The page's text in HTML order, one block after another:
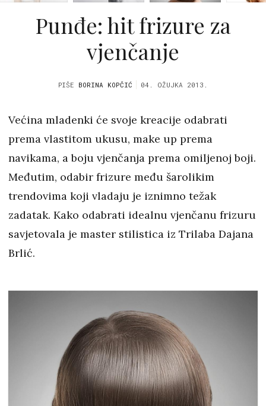
Punđe: hit frizure za
vjenčanje
PIŠE BORINA KOPČIĆ 04. OŽUJKA 2013.
Većina mladenki će svoje kreacije odabrati
prema vlastitom ukusu, make up prema
navikama, a boju vjenčanja prema omiljenoj boji.
Međutim, odabir frizure među šarolikim
trendovima koji vladaju je iznimno težak
zadatak. Kako odabrati idealnu vjenčanu frizuru
savjetovala je master stilistica iz Trilaba Dajana
Brlić.